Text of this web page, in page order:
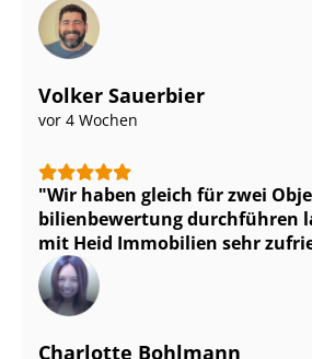
Volker Sauerbier
vor 4 Wochen
Wir haben gleich für zwei
bi­li­en­be­wer­tung durchführen
mit Heid Immobilien sehr
Charlotte Bohlmann